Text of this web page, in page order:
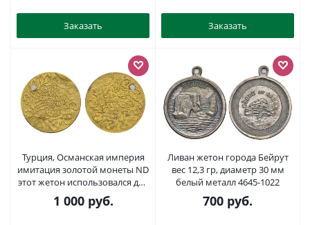
Заказать Заказать
Турция, Османская империя
имитация золотой монеты ND
этот жетон использовался для
украшений для женщин того
времени (часто их вешали
1 000руб.
Ливан жетон города Бейрут
вес 12,3 гр, диаметр 30 мм
белый металл 4645-1022
700 руб.